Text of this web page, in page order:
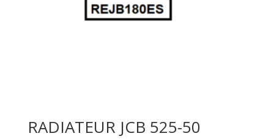
RADIATEUR JCB 525-50